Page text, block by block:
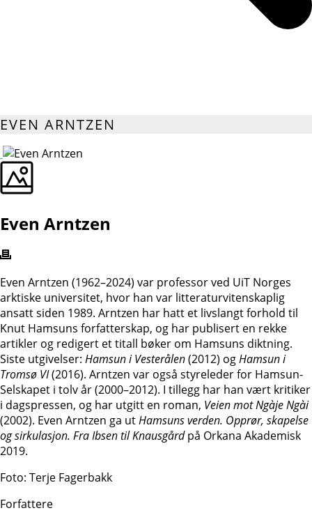
EVEN ARNTZEN
Even Arntzen
Even Arntzen (1962–2024) var professor ved UiT Norges
arktiske universitet, hvor han var litteraturvitenskaplig
ansatt siden 1989. Arntzen har hatt et livslangt forhold til
Knut Hamsuns forfatterskap, og har publisert en rekke
artikler og redigert et titall bøker om Hamsuns diktning.
Siste utgivelser: Hamsun i Vesterålen(2012) ogHamsun i
Tromsø VI(2016). Arntzen var også styreleder for Hamsun-
Selskapet i tolv år (2000–2012). I tillegg har han vært kritiker
i dagspressen, og har utgitt en roman, Veien mot Ngàje Ngài
(2002). Even Arntzen ga utHamsuns verden. Opprør, skapelse
og sirkulasjon. Fra Ibsen til Knausgårdpå Orkana Akademisk
2019.
Foto: Terje Fagerbakk
Forfattere